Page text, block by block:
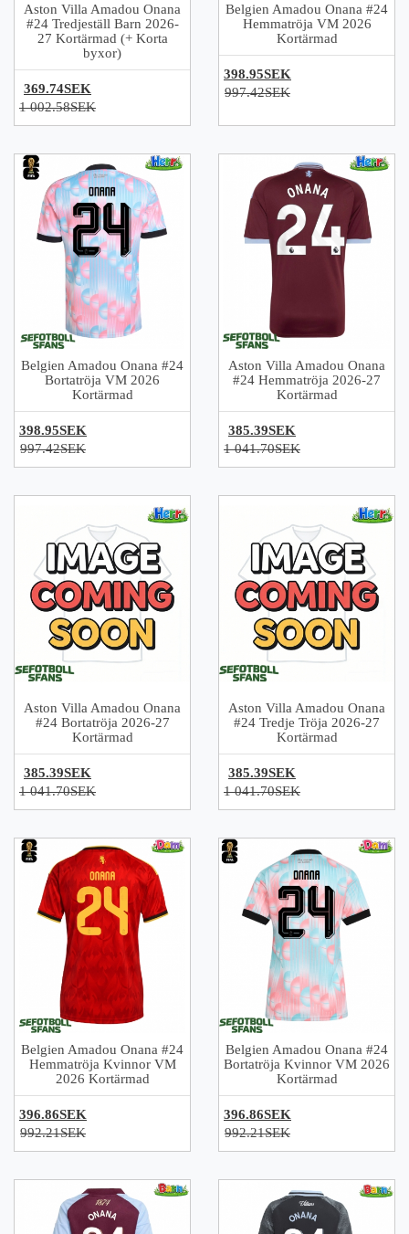
Aston Villa Amadou Onana
#24 Tredjeställ Barn 2026-
27 Kortärmad (+ Korta
byxor)
369.74SEK
1 002.58SEK
Belgien Amadou Onana #24
Hemmatröja VM 2026
Kortärmad
398.95SEK
997.42SEK
Belgien Amadou Onana #24
Bortatröja VM 2026
Kortärmad
398.95SEK
997.42SEK
Aston Villa Amadou Onana
#24 Hemmatröja 2026-27
Kortärmad
385.39SEK
1 041.70SEK
Aston Villa Amadou Onana
#24 Bortatröja 2026-27
Kortärmad
385.39SEK
1 041.70SEK
Aston Villa Amadou Onana
#24 Tredje Tröja 2026-27
Kortärmad
385.39SEK
1 041.70SEK
Belgien Amadou Onana #24
Hemmatröja Kvinnor VM
2026 Kortärmad
396.86SEK
992.21SEK
Belgien Amadou Onana #24
Bortatröja Kvinnor VM 2026
Kortärmad
396.86SEK
992.21SEK